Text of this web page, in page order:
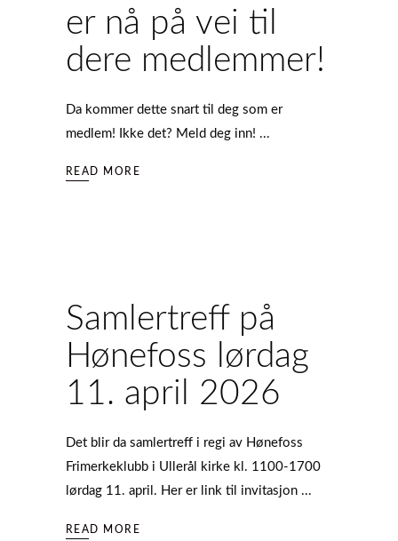
er nå på vei til
dere medlemmer!
Da kommer dette snart til deg som er
medlem! Ikke det? Meld deg inn!
READ MORE
Samlertreff på
Hønefoss lørdag
11. april 2026
Det blir da samlertreff i regi av Hønefoss
Frimerkeklubb i Ullerål kirke kl. 1100-1700
lørdag 11. april. Her er link til invitasjon
READ MORE